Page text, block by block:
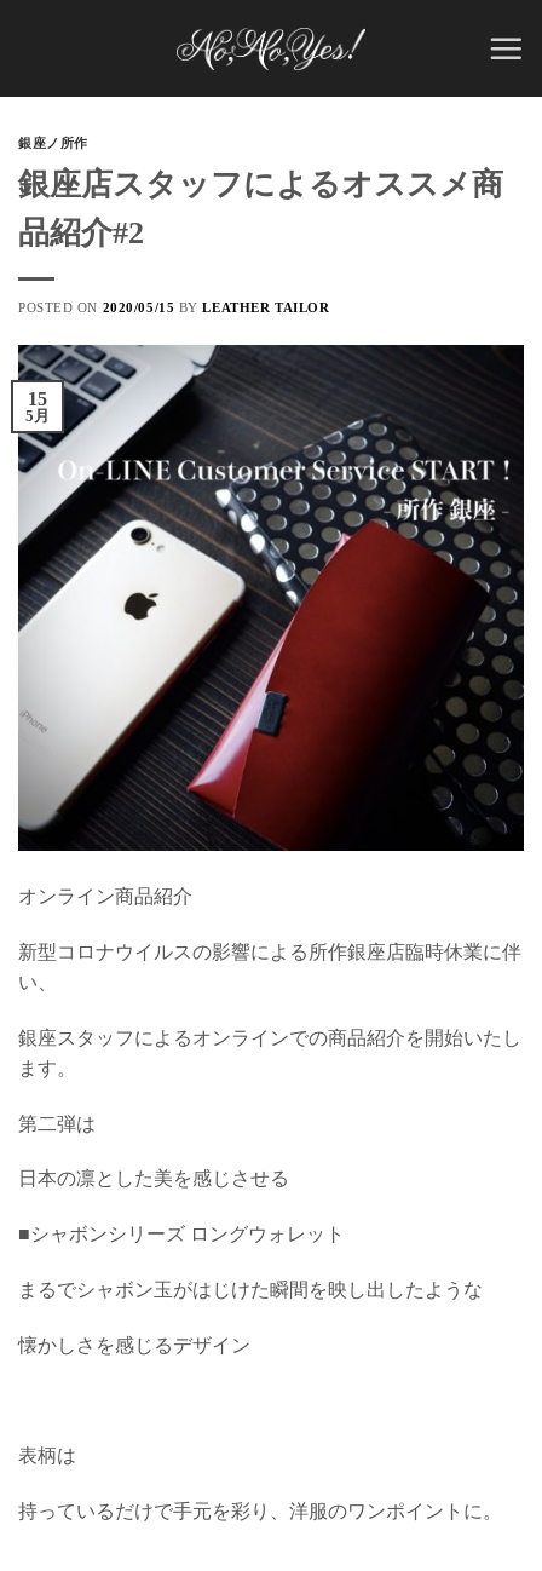
銀座ノ所作
銀座店スタッフによるオススメ商
品紹介#2
POSTED ON 2020/05/15 BYLEATHER TAILOR
15
5月
オンライン商品紹介
新型コロナウイルスの影響による所作銀座店臨時休業に伴
い、
銀座スタッフによるオンラインでの商品紹介を開始いたし
ます。
第二弾は
日本の凛とした美を感じさせる
■シャボンシリーズ ロングウォレット
まるでシャボン玉がはじけた瞬間を映し出したような
懐かしさを感じるデザイン
表柄は
持っているだけで手元を彩り、洋服のワンポイントに。